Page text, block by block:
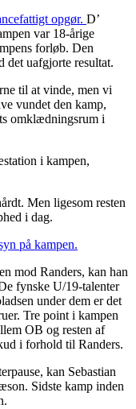
opgør. D’
var 18-årige
forløb. Den
det uafgjorte resultat.
til at vinde, men vi
vundet den kamp,
omklædningsrum i
i kampen,
Men ligesom resten
i dag.
på kampen.
mod Randers, kan han
fynske U/19-talenter
under dem er det
Tre point i kampen
OB og resten af
i forhold til Randers.
kan Sebastian
Sidste kamp inden